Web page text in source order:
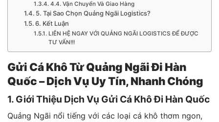
4.4. Vận Chuyển Và Giao Hàng
5. Tại Sao Chọn Quảng Ngãi Logistics?
6. Kết Luận
LIÊN HỆ NGAY VỚI QUẢNG NGÃI LOGISTICS ĐỂ ĐƯỢC
TƯ VẤN!!!
Gửi Cá Khô Từ Quảng Ngãi Đi Hàn
Quốc – Dịch Vụ Uy Tín, Nhanh Chóng
1. Giới Thiệu Dịch Vụ Gửi Cá Khô Đi Hàn Quốc
Quảng Ngãi nổi tiếng với các loại cá khô thơm ngon,